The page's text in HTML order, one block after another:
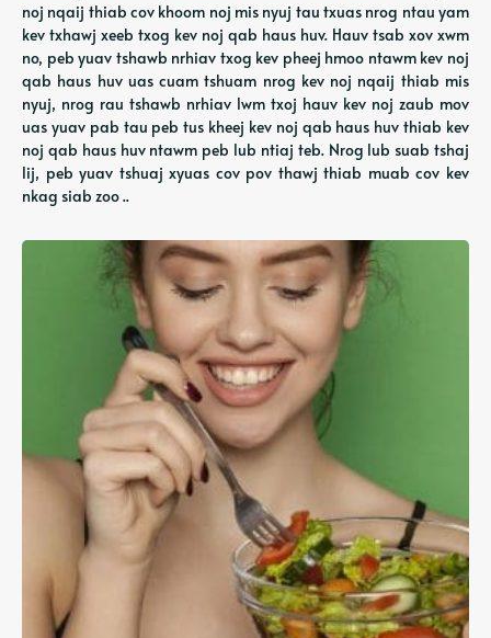
noj nqaij thiab cov khoom noj mis nyuj tau txuas nrog ntau yam
kev txhawj xeeb txog kev noj qab haus huv. Hauv tsab xov xwm
no, peb yuav tshawb nrhiav txog kev pheej hmoo ntawm kev noj
qab haus huv uas cuam tshuam nrog kev noj nqaij thiab mis
nyuj, nrog rau tshawb nrhiav lwm txoj hauv kev noj zaub mov
uas yuav pab tau peb tus kheej kev noj qab haus huv thiab kev
noj qab haus huv ntawm peb lub ntiaj teb. Nrog lub suab tshaj
lij, peb yuav tshuaj xyuas cov pov thawj thiab muab cov kev
nkag siab zoo ..